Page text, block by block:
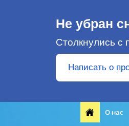
Не убран
Столкнулись
Написать о
О нас